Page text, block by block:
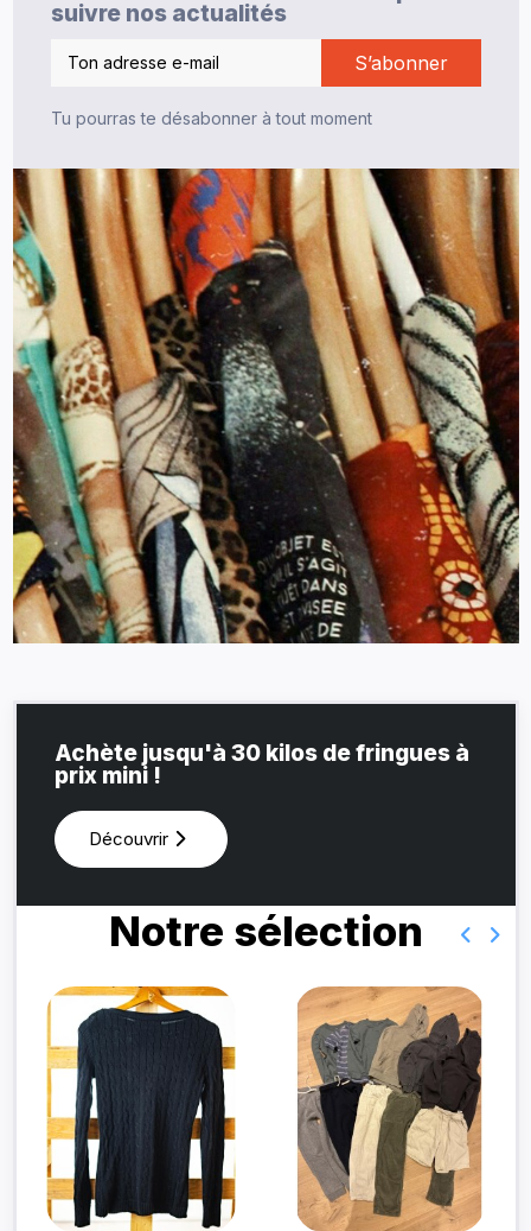
suivre nos actualités
Tu pourras te désabonner à tout moment
Achète jusqu'à 30 kilos de fringues à
prix mini !
Découvrir
Notre sélection